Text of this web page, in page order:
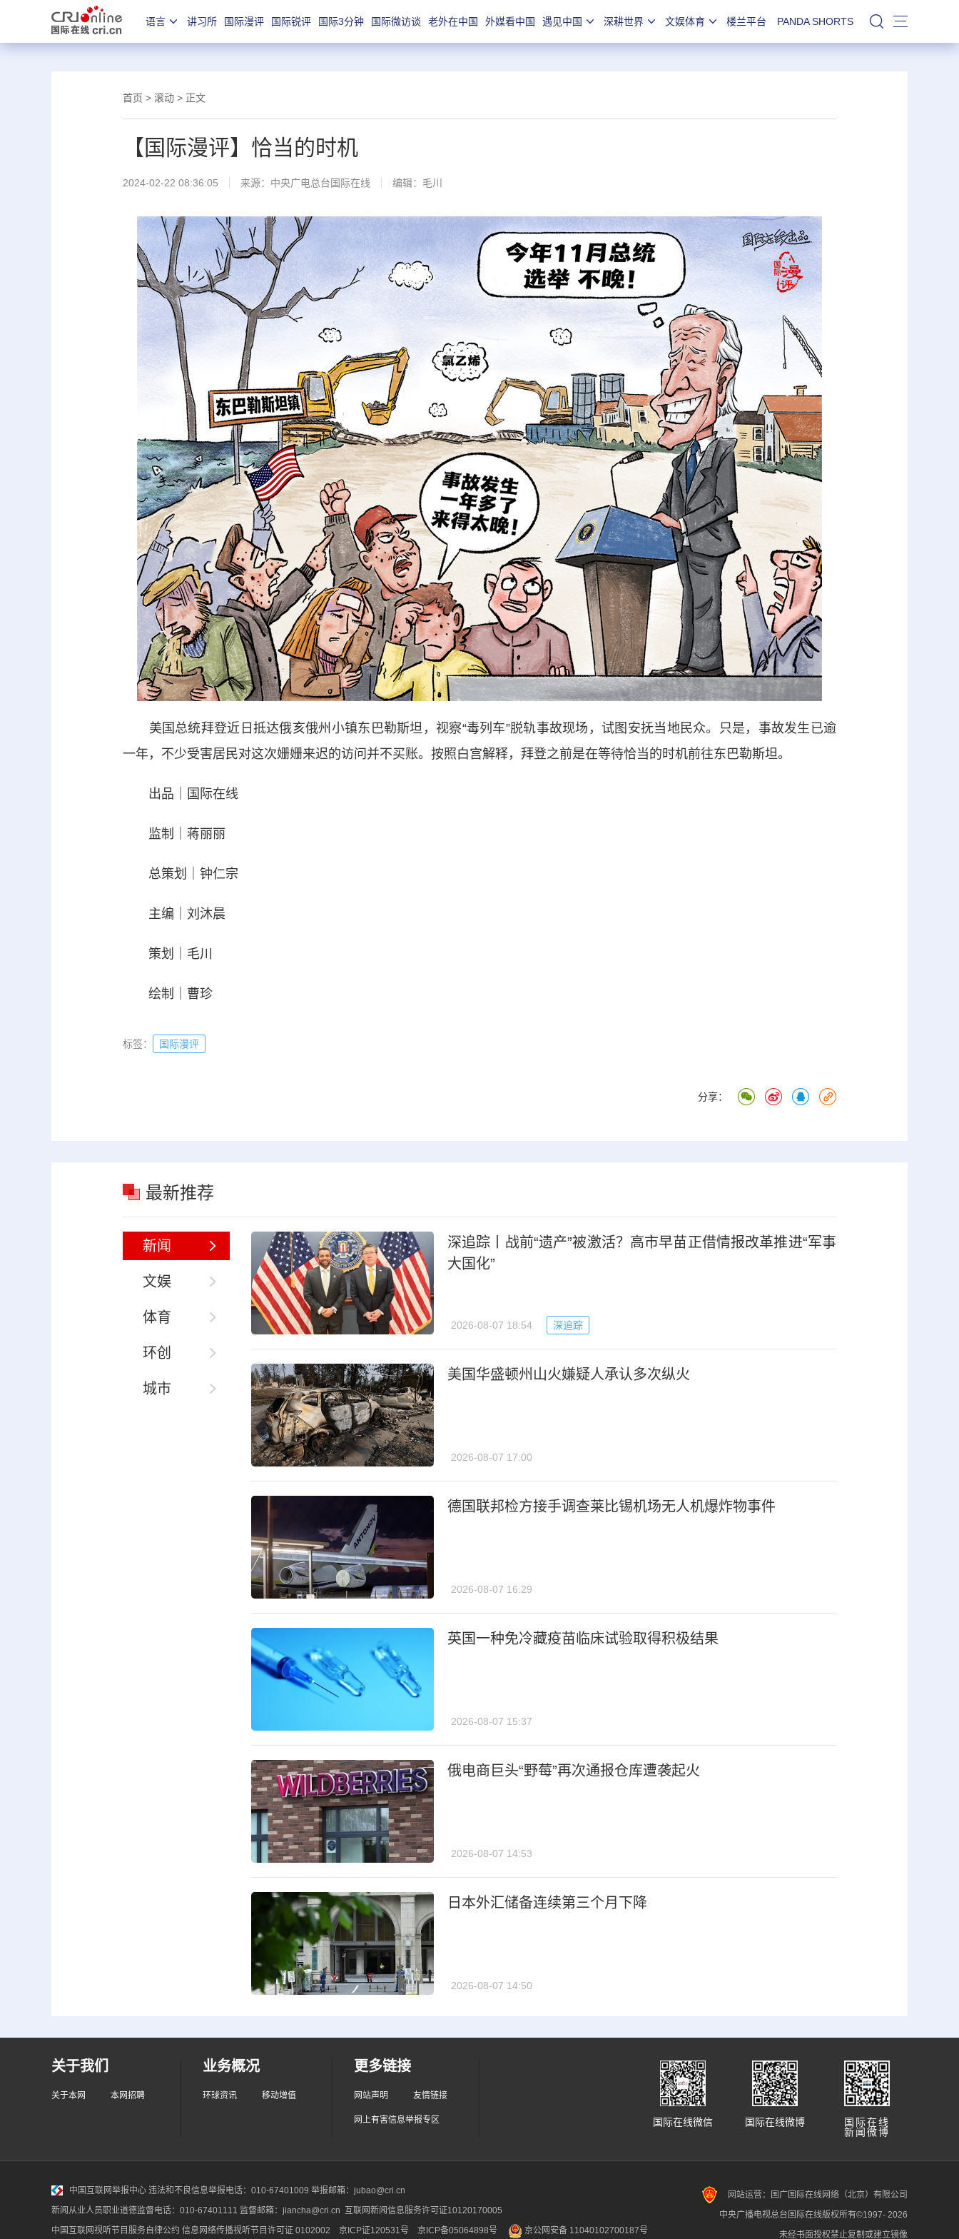
语言 讲习所 国际漫评 国际锐评 国际3分钟 国际微访谈 老外在中国 外媒看中国 遇见中国 深耕世界 文娱体育 楼兰平台 PANDA SHORTS 站内搜索
首页 > 滚动 > 正文
【国际漫评】恰当的时机
2024-02-22 08:36:05 来源：中央广电总台国际在线 编辑：毛川
美国总统拜登近日抵达俄亥俄州小镇东巴勒斯坦，视察“毒列车”脱轨事故现场，试图安抚当地民众。只是，事故发生已逾
一年，不少受害居民对这次姗姗来迟的访问并不买账。按照白宫解释，拜登之前是在等待恰当的时机前往东巴勒斯坦。
出品｜国际在线
监制｜蒋丽丽
总策划｜钟仁宗
主编｜刘沐晨
策划｜毛川
绘制｜曹珍
标签： 国际漫评
分享：
最新推荐
新闻
文娱
体育
环创
城市
深追踪丨战前“遗产”被激活？高市早苗正借情报改革推进“军事
大国化”
2026-08-07 18:54 深追踪
美国华盛顿州山火嫌疑人承认多次纵火
2026-08-07 17:00
德国联邦检方接手调查莱比锡机场无人机爆炸物事件
2026-08-07 16:29
英国一种免冷藏疫苗临床试验取得积极结果
2026-08-07 15:37
俄电商巨头“野莓”再次通报仓库遭袭起火
2026-08-07 14:53
日本外汇储备连续第三个月下降
2026-08-07 14:50
关于我们
关于本网 本网招聘
业务概况
环球资讯 移动增值
更多链接
网站声明 友情链接
网上有害信息举报专区
国际在线
新闻微博
国际在线微博
国际在线微信
中国互联网举报中心 违法和不良信息举报电话：010-67401009 举报邮箱：jubao@cri.cn
新闻从业人员职业道德监督电话：010-67401111 监督邮箱：jiancha@cri.cn 互联网新闻信息服务许可证10120170005
中国互联网视听节目服务自律公约 信息网络传播视听节目许可证 0102002 京ICP证120531号 京ICP备05064898号 京公网安备 11040102700187号
网站运营：国广国际在线网络（北京）有限公司
中央广播电视总台国际在线版权所有©1997- 2026
未经书面授权禁止复制或建立镜像